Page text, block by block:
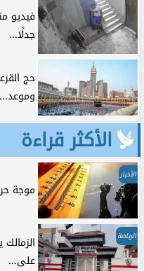
فيديو
جدلًا...
وموعد...
الأكثر قراءة
الأخبار
موجة حر
الرياضة
على...